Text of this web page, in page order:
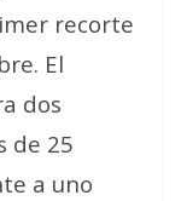
recorte
El
dos
de 25
a uno